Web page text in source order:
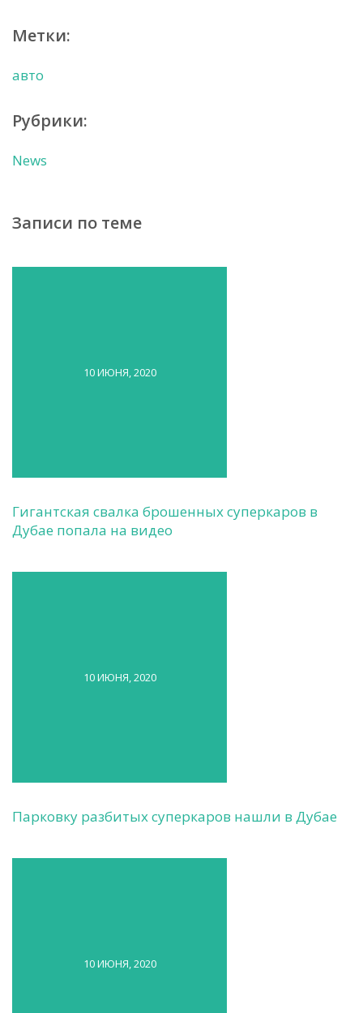
Метки:
авто
Рубрики:
News
Записи по теме
10 ИЮНЯ, 2020
Гигантская свалка брошенных суперкаров в
Дубае попала на видео
10 ИЮНЯ, 2020
Парковку разбитых суперкаров нашли в Дубае
10 ИЮНЯ, 2020